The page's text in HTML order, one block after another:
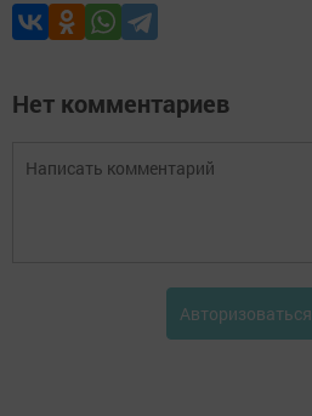
Нет комментариев
Авторизоваться